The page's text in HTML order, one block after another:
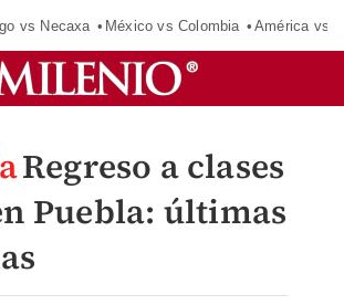
vs Necaxa México vs Colombia América vs
Regreso a clases
Puebla: últimas